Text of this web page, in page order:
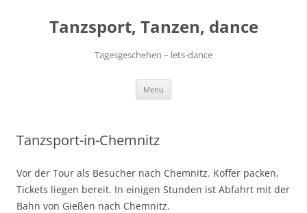
contentTanzsport, Tanzen, dance
Tagesgeschehen – lets-dance
Menu
Tanzsport-in-Chemnitz
Vor der Tour als Besucher nach Chemnitz. Koffer packen,
Tickets liegen bereit. In einigen Stunden ist Abfahrt mit der
Bahn von Gießen nach Chemnitz.